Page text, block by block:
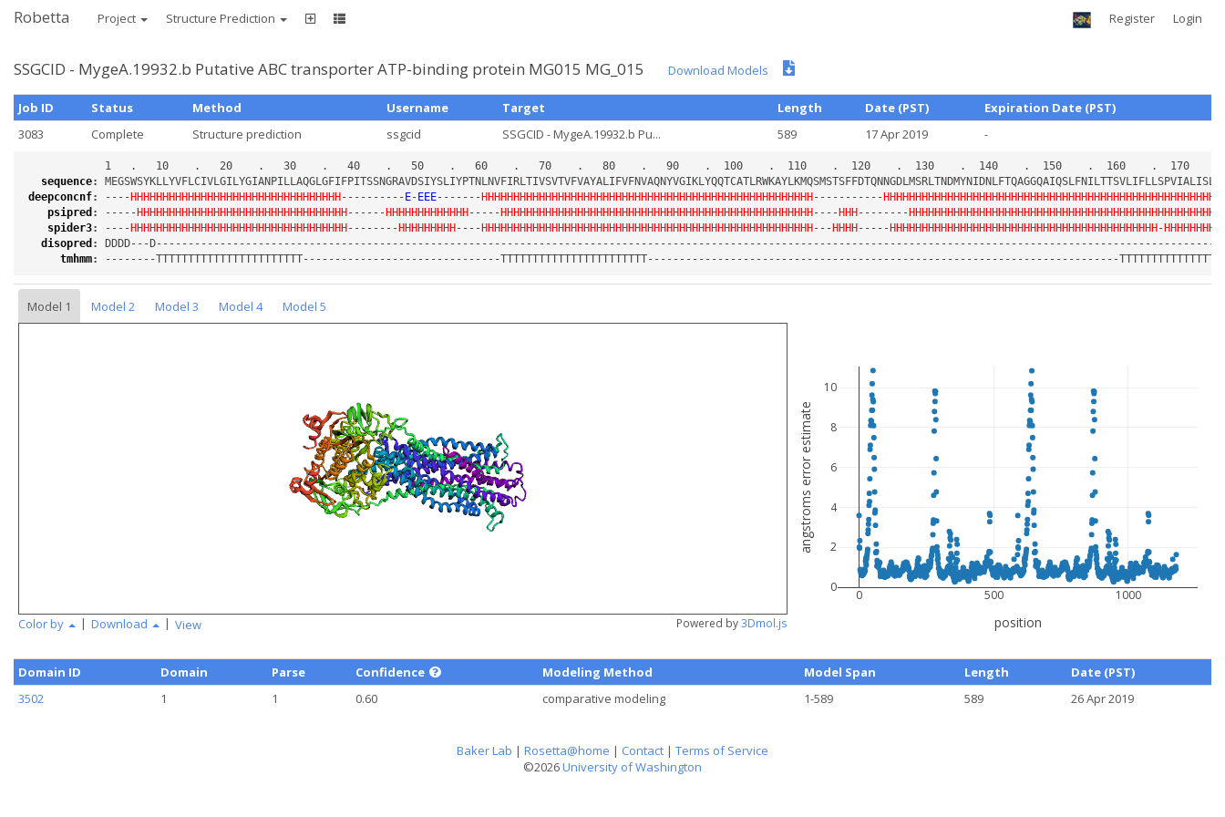
Robetta Project Structure Prediction Register Login
SSGCID - MygeA.19932.b Putative ABC transporter ATP-binding protein MG015 MG_015 Download Models
Job ID Status Method Username Target Length Date (PST)
Expiration Date (PST)
3083
Complete Structure prediction ssgcid SSGCID - MygeA.19932.b Pu... 589 17 Apr 2019 -
sequence:
deepconcnf: ---- HHHHHHHHHHHHHHHHHHHHHHHHHHHHHHHHH ---------- E- EEE------- HHHHHHHHHHHHHHHHHHHHHHHHHHHHHHHHHHHHHHHHHHHHHHHHHHHH -----------
psipred : ----- HHHHHHHHHHHHHHHHHHHHHHHHHHHHHHHHH ------ HHHHHHHHHHHHH ----- HHHHHHHHHHHHHHHHHHHHHHHHHHHHHHHHHHHHHHHHHHHHHHHHH ---- HHH --------
spider3: ---- HHHHHHHHHHHHHHHHHHHHHHHHHHHHHHHHHH -------- HHHHHHHHH ---- HHHHHHHHHHHHHHHHHHHHHHHHHHHHHHHHHHHHHHHHHHHHHHHHHHHH --- HHHH ----- HHHHHHHHHHHHHHHHHHHHHHHHHHHHHHHHHHHHHHHHHH -
disopred :
tmhmm:
Model 1 Model 2 Model 3 Model 4
Model 5
Color by | Download | View Powered by3Dmol.js
0 500 1000
0
2
4
6
8
10
position
angstroms error estimate
Domain ID Domain Parse Confidence Modeling Method Model Span Length
Date (PST)
3502
1 1 0.60 comparative modeling 1-589 589 26 Apr 2019
Baker Lab | Rosetta@home | Contact | Terms of Service
©2026University of Washington